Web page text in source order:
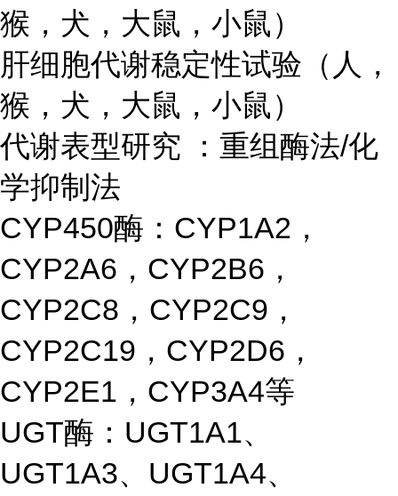
猴，犬，大鼠，小鼠）
肝细胞代谢稳定性试验（人，
猴，犬，大鼠，小鼠）
代谢表型研究 ：重组酶法/化
学抑制法
CYP450酶：CYP1A2，
CYP2A6，CYP2B6，
CYP2C8，CYP2C9，
CYP2C19，CYP2D6，
CYP2E1，CYP3A4等
UGT酶：UGT1A1、
UGT1A3、UGT1A4、